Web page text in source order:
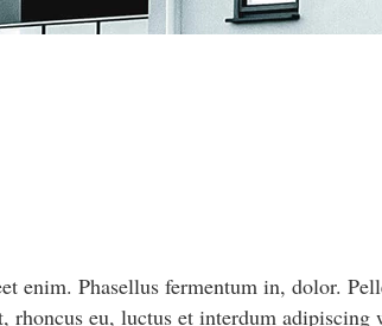
enim. Phasellus fermentum in, dolor.
rhoncus eu, luctus et interdum adipiscing